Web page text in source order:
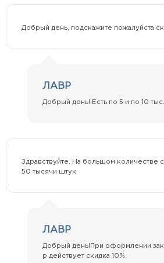
Добрый день, подскажите пожалуйста
ЛАВР
Добрый день! Есть по 5 и по 10
Здравствуйте. На большом количестве
50 тысячи штук
ЛАВР
Добрый день!При оформлении
р действует скидка 10%.